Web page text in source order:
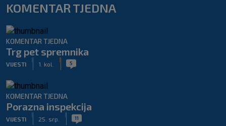
KOMENTAR TJEDNA
KOMENTAR TJEDNA
Trg pet spremnika
VIJESTI 1. kol. 5
KOMENTAR TJEDNA
Porazna inspekcija
VIJESTI 25. srp. 11